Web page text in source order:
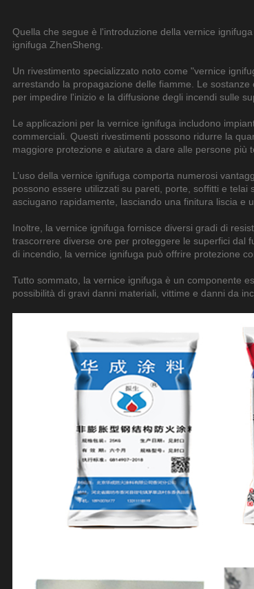
Quella che segue è l'introduzione della vernice
ignifuga ZhenSheng.
Un rivestimento specializzato noto come "vernice
arrestando la propagazione delle fiamme. Le
per impedire l'inizio e la diffusione degli incendi sulle
Le applicazioni per la vernice ignifuga includono
commerciali. Questi rivestimenti possono ridurre la
maggiore protezione e aiutare a dare alle persone più
L’uso della vernice ignifuga comporta numerosi
possono essere utilizzati su pareti, porte, soffitti e
asciugano rapidamente, lasciando una finitura liscia e
Inoltre, la vernice ignifuga fornisce diversi gradi di
trascorrere diverse ore per proteggere le superfici dal
di incendio, la vernice ignifuga può offrire protezione
Tutto sommato, la vernice ignifuga è un componente
possibilità di gravi danni materiali, vittime e danni da